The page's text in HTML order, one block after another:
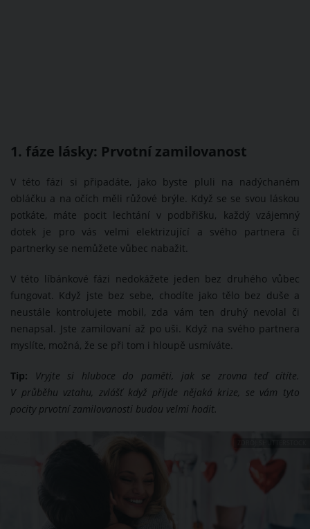
1. fáze lásky: Prvotní zamilovanost
V této fázi si připadáte, jako byste pluli na nadýchaném
obláčku a na očích měli růžové brýle. Když se se svou láskou
potkáte, máte pocit lechtání v podbřišku, každý vzájemný
dotek je pro vás velmi elektrizující a svého partnera či
partnerky se nemůžete vůbec nabažit.
V této líbánkové fázi nedokážete jeden bez druhého vůbec
fungovat. Když jste bez sebe, chodíte jako tělo bez duše a
neustále kontrolujete mobil, zda vám ten druhý nevolal či
nenapsal. Jste zamilovaní až po uši. Když na svého partnera
myslíte, možná, že se při tom i hloupě usmíváte.
Tip:
Vryjte si hluboce do paměti, jak se zrovna teď cítíte.
V průběhu vztahu, zvlášť když přijde nějaká krize, se vám tyto
pocity prvotní zamilovanosti budou velmi hodit.